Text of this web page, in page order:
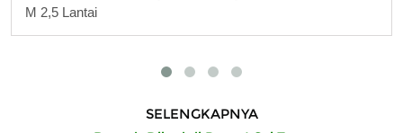
M 2,5 Lantai
SELENGKAPNYA